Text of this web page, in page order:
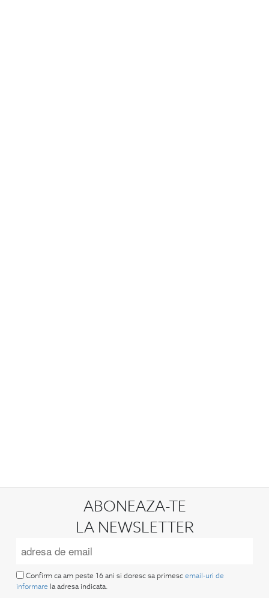
ABONEAZA-TE
LA NEWSLETTER
Confirm ca am peste 16 ani si doresc sa primesc email-uri de
informare la adresa indicata.